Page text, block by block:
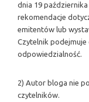
dnia 19
rekomendacje
emitentów lub
Czytelnik podejmuje
odpowiedzialność.
2) Autor bloga nie
czytelników.